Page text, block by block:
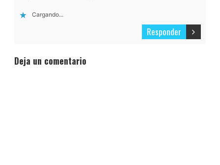
Cargando...
Responder
Deja un comentario